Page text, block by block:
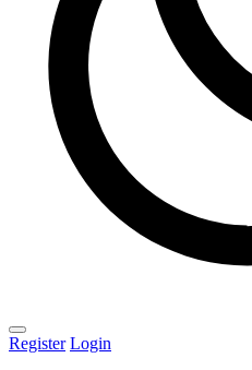
Register Login